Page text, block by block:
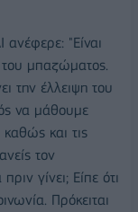
"Είναι
του μπαζώματος.
την έλλειψη του
να μάθουμε
και τις
τον
γίνει; Είπε ότι
Πρόκειται